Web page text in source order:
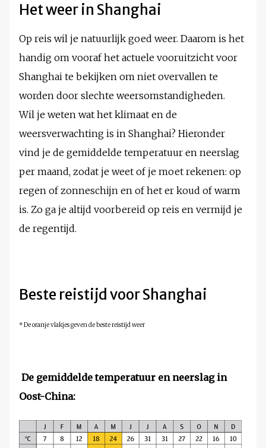
Het weer in Shanghai
Op reis wil je natuurlijk goed weer. Daarom is het
handig om vooraf het actuele vooruitzicht voor
Shanghai te bekijken om niet overvallen te
worden door slechte weersomstandigheden.
Wil je weten wat het klimaat en de
weersverwachting is in Shanghai? Hieronder
vind je de gemiddelde temperatuur en neerslag
per maand, zodat je weet of je moet rekenen: op
regen of zonneschijn en of het er koud of warm
is. Zo ga je altijd voorbereid op reis en vermijd je
de regentijd.
Beste reistijd voor Shanghai
* De oranje vlakjes geven de beste reistijd weer
De gemiddelde temperatuur en neerslag in
Oost-China: